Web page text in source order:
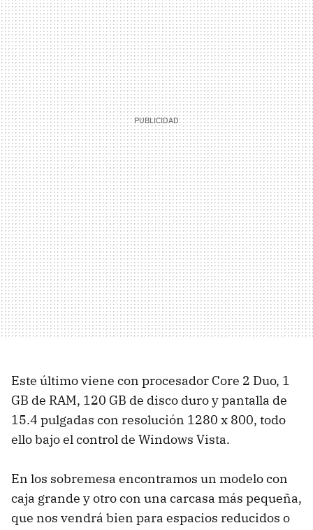
Este último viene con procesador Core 2 Duo, 1
GB de RAM, 120 GB de disco duro y pantalla de
15.4 pulgadas con resolución 1280 x 800, todo
ello bajo el control de Windows Vista.
En los sobremesa encontramos un modelo con
caja grande y otro con una carcasa más pequeña,
que nos vendrá bien para espacios reducidos o